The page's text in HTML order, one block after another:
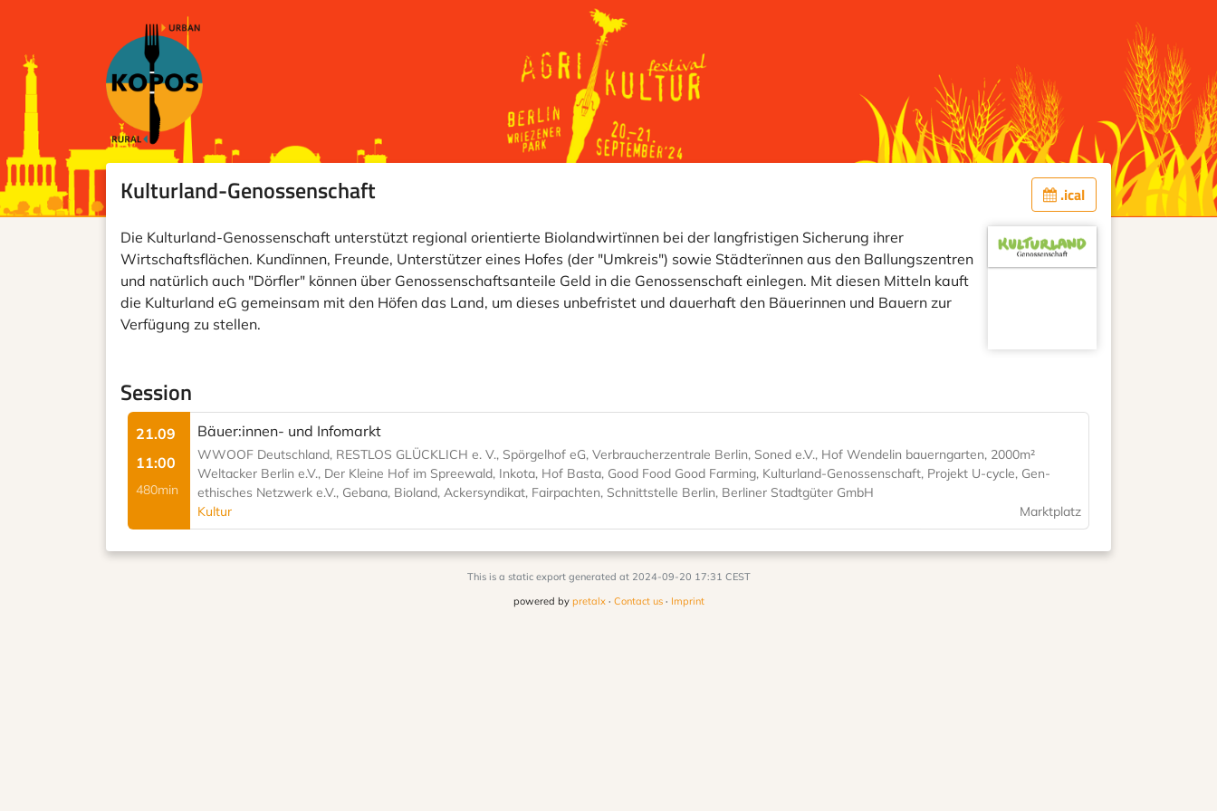
Kulturland-Genossenschaft .ical
Die Kulturland-Genossenschaft unterstützt regional orientierte Biolandwirtïnnen bei der langfristigen Sicherung ihrer
Wirtschaftsflächen. Kundïnnen, Freunde, Unterstützer eines Hofes (der "Umkreis") sowie Städterïnnen aus den Ballungszentren
und natürlich auch "Dörfler" können über Genossenschaftsanteile Geld in die Genossenschaft einlegen. Mit diesen Mitteln kauft
die Kulturland eG gemeinsam mit den Höfen das Land, um dieses unbefristet und dauerhaft den Bäuerinnen und Bauern zur
Verfügung zu stellen.
Session
21.09
11:00
480min
Bäuer:innen- und Infomarkt
WWOOF Deutschland, RESTLOS GLÜCKLICH e. V., Spörgelhof eG, Verbraucherzentrale Berlin, Soned e.V., Hof Wendelin bauerngarten, 2000m²
Weltacker Berlin e.V., Der Kleine Hof im Spreewald, Inkota, Hof Basta, Good Food Good Farming, Kulturland-Genossenschaft, Projekt U-cycle, Gen-
ethisches Netzwerk e.V., Gebana, Bioland, Ackersyndikat, Fairpachten, Schnittstelle Berlin, Berliner Stadtgüter GmbH
Kultur
Marktplatz
This is a static export generated at 2024-09-20 17:31 CEST
powered by pretalx· Contact us· Imprint